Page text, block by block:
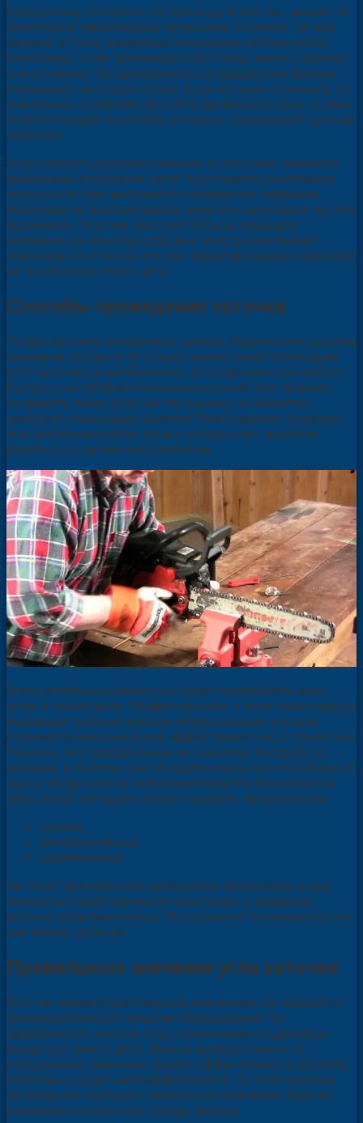
Определить, сточились ли зубья цепи или нет, можно по
некоторым характерным признакам. Конечно, тут все
зависит от того, насколько интенсивно используется
бензопила. Стоит присмотреться к тому, какую стружку
она оставляет. Ее однородность и квадратные формы
указывают на острые зубья. Если же цепь сточилась, то
она обычно оставляет за собой древесную пыль, а сами
опилки походят на иголки, которые «производит» ручная
ножовка.
Если скорость распила снижена, то это тоже считается
признаком затупления цепи. Чувствуется увеличение
нагрузки на сам инструмент и появление вибрации.
Новичкам не всегда удается заметить некоторые из этих
признаков. Поэтому им стоит больше обращать
внимание на качество стружки. Иногда она бывает
коричневого оттенка, что уже гарантированно указывает
на то, что пора точить цепь.
Способы проведения заточки
Чтобы заточить инструмент, можно обратиться к услугам
мастеров, которые не только знают, какой необходим
угол заточки цепей бензопил, но и сделают всю работу
быстро и на профессиональном уровне. Как правило,
стоимость таких услуг не так высока, но качество,
наоборот, очень даже высоко! Такой вариант подходит
тем любителям рубки леса, у которых нет желания
возиться со своим инструментом.
Всем остальным интересно будет попробовать свои
силы в таком деле. Профессионалы в этом плане всегда
выбирают автоматическое оборудование, которое
отличается максимальной эффективностью и точностью.
Конечно, его приобретение не каждому лесорубу по
карману, а поэтому они обходятся разными способами. И
здесь среди многих любителей ведутся дискуссии на
тему, какой методике лучше отдавать предпочтение:
ручной;
альтернативной;
современной.
Не стоит пренебрегать признаками затупления, а при
первой же необходимости приступать к операции
заточки цепи бензопилы. Это позволит пользоваться ей
как можно дольше.
Правильные значения угла заточки
Угол не является постоянным значением, не зависит от
производителя или модели оборудования. Он
подбирается с учетом того, с каким именно деревом
предстоит иметь дело. Можно выбрать какое-то
усредненное значение, однако эффективность распила,
возможно, будет малоэффективной. По этой причине
необходимо выбирать правильное значение, беря во
внимание конкретную породу дерева.